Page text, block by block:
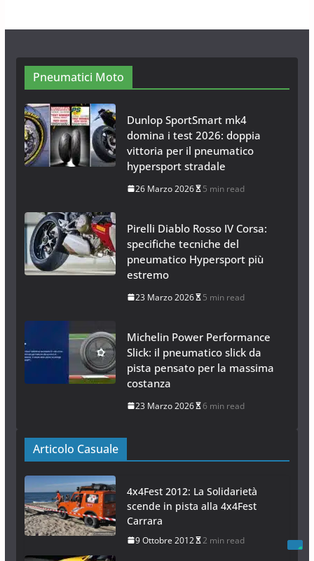
Pneumatici Moto
Dunlop SportSmart mk4
domina i test 2026: doppia
vittoria per il pneumatico
hypersport stradale
26 Marzo 2026 5 min read
Pirelli Diablo Rosso IV Corsa:
specifiche tecniche del
pneumatico Hypersport più
estremo
23 Marzo 2026 5 min read
Michelin Power Performance
Slick: il pneumatico slick da
pista pensato per la massima
costanza
23 Marzo 2026 6 min read
Articolo Casuale
4x4Fest 2012: La Solidarietà
scende in pista alla 4x4Fest
Carrara
9 Ottobre 2012 2 min read